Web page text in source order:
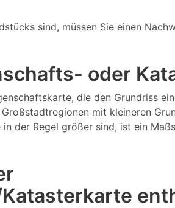
sind, müssen Sie einen
oder
die den Grundriss
mit kleineren
der Regel größer sind, ist ein